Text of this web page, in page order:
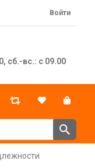
сб.-вс.: с 09.00
Войти